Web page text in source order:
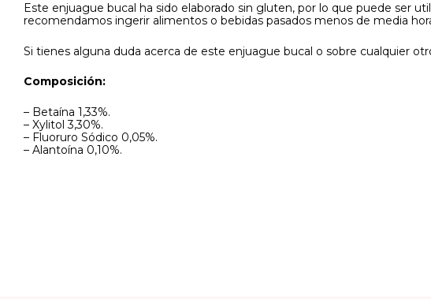
Este enjuague bucal ha sido elaborado sin gluten, por lo que puede ser
recomendamos ingerir alimentos o bebidas pasados menos de media
Si tienes alguna duda acerca de este enjuague bucal o sobre cualquier
Composición:
– Betaína 1,33%.
– Xylitol 3,30%.
– Fluoruro Sódico 0,05%.
– Alantoína 0,10%.